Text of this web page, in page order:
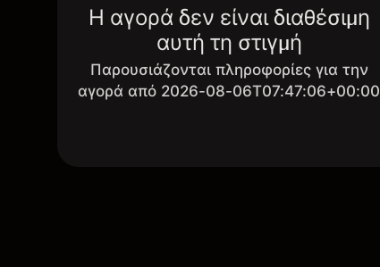
Η αγορά δεν είναι διαθέσιμη
αυτή τη στιγμή
Παρουσιάζονται πληροφορίες για την
αγορά από 2026-08-06T07:47:06+00:00